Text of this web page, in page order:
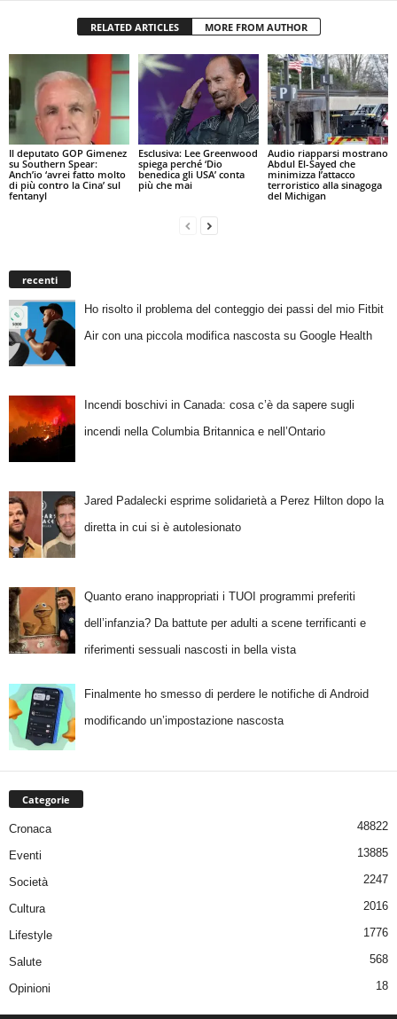
RELATED ARTICLES MORE FROM AUTHOR
Il deputato GOP Gimenez
su Southern Spear:
Anch’io ‘avrei fatto molto
di più contro la Cina’ sul
fentanyl
Esclusiva: Lee Greenwood
spiega perché ‘Dio
benedica gli USA’ conta
più che mai
Audio riapparsi mostrano
Abdul El-Sayed che
minimizza l’attacco
terroristico alla sinagoga
del Michigan
recenti
Ho risolto il problema del conteggio dei passi del mio Fitbit
Air con una piccola modifica nascosta su Google Health
Incendi boschivi in Canada: cosa c’è da sapere sugli
incendi nella Columbia Britannica e nell’Ontario
Jared Padalecki esprime solidarietà a Perez Hilton dopo la
diretta in cui si è autolesionato
Quanto erano inappropriati i TUOI programmi preferiti
dell’infanzia? Da battute per adulti a scene terrificanti e
riferimenti sessuali nascosti in bella vista
Finalmente ho smesso di perdere le notifiche di Android
modificando un’impostazione nascosta
Categorie
Cronaca 48822
Eventi 13885
Società 2247
Cultura 2016
Lifestyle 1776
Salute 568
Opinioni 18